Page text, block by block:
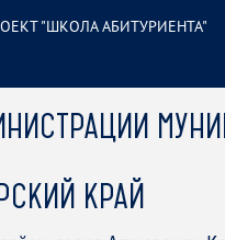
КРАЙ
"ШКОЛА АБИТУРИЕНТА"